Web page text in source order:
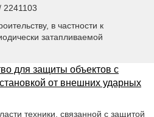
2241103
в частности к
затапливаемой
для защиты объектов с
от внешних ударных
техники, связанной с защитой